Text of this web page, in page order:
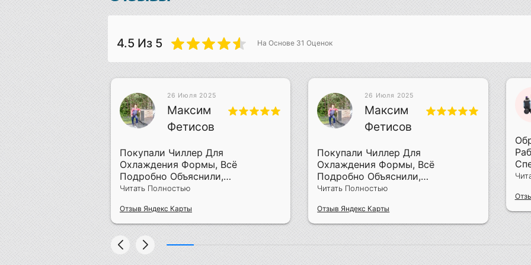
4.5 Из 5 На Основе 31 Оценок
Своего Дела
26 Июля 2025
Максим
Фетисов
Покупали Чиллер Для
Охлаждения Формы, Всё
Подробно Объяснили,
Смонтировали За Два Дня
Читать Полностью
Отзыв Яндекс Карты
26 Июля 2025
Максим
Фетисов
Покупали Чиллер Для
Охлаждения Формы, Всё
Подробно Объяснили,
Смонтировали За Два Дня
Читать Полностью
Отзыв Яндекс Карты